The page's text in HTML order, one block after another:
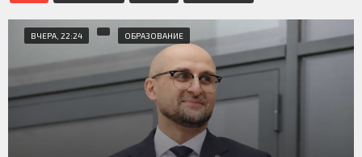
ВЧЕРА, 22:24 ОБРАЗОВАНИЕ